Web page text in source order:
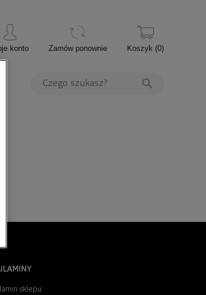
konto Zamów ponownie Koszyk (0)
sklepu